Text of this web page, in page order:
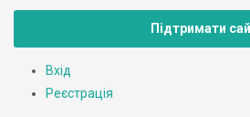
Підтримати
Вхід
Реєстрація